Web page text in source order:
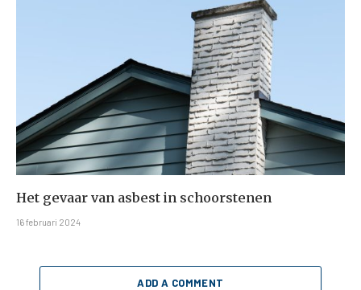
Het gevaar van asbest in schoorstenen
16 februari 2024
ADD A COMMENT